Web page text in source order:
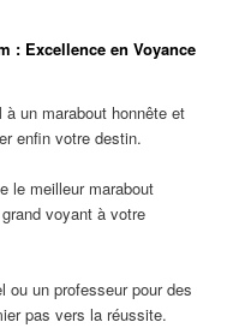
: Excellence en Voyance
un marabout honnête et
enfin votre destin.
le meilleur marabout
voyant à votre
ou un professeur pour des
pas vers la réussite.